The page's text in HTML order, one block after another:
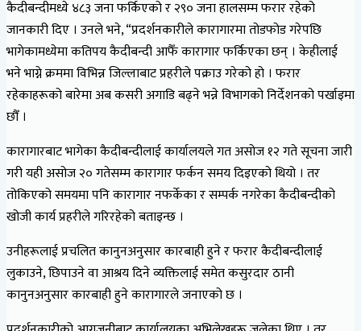
कैदीबन्दीमध्ये ४८३ जना फर्किएको र २९० जना हालसम्म फरार रहेको
जानकारी दिए । उनले भने, “प्रदर्शनकारीले कारागारमा तोडफोड गरेपछि
भागेकामध्येमा कतिपय कैदीबन्दी आफैँ कारागार फर्किएका छन् । केहीलाई
भने भाग्ने क्रममा विभिन्न जिल्लाबाट प्रहरीले पक्राउ गरेको हो । फरार
रहेकाहरूको बारेमा अब कसरी अगाडि बढ्ने भन्ने विभागको निर्देशनको पर्खाइमा
छौँ ।
कारागारबाट भागेका कैदीबन्दीलाई कार्यालयले गत असोज १२ गते सूचना जारी
गरी यही असोज २० गतेसम्म कारागार फर्कन समय दिइएको थियो । तर
तोकिएको समयमा पनि कारागार नफर्केका र सम्पर्क नगरेका कैदीबन्दीको
खोजी कार्य प्रहरीले गरिरहेको बताइन्छ ।
उनीहरूलाई प्रचलित कानुनअनुसार कारबाही हुने र फरार कैदीबन्दीलाई
लुकाउने, छिपाउने वा आश्रय दिने व्यक्तिलाई समेत कसुरदार ठानी
कानुनअनुसार कारबाही हुने कारागारले जनाएको छ ।